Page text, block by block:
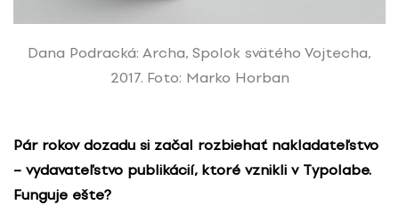
Dana Podracká: Archa, Spolok svätého Vojtecha,
2017. Foto: Marko Horban
Pár rokov dozadu si začal rozbiehať nakladateľstvo
– vydavateľstvo publikácií, ktoré vznikli v Typolabe.
Funguje ešte?